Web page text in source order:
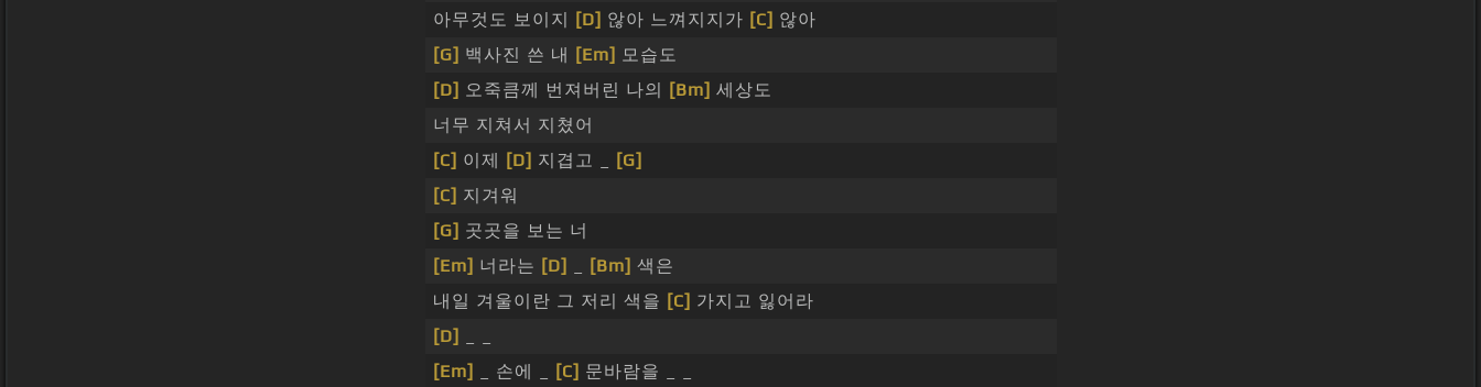
아무것도 보이지
[D] 않아 느껴지지가 [C] 않아
[G] 백사진 쓴 내 [Em] 모습도
[D] 오죽큼께 번져버린 나의 [Bm] 세상도
너무 지쳐서 지쳤어
[C] 이제 [D] 지겹고 _
[G]
[C] 지겨워
[G] 곳곳을 보는 너
[Em] 너라는 [D] [Bm] 색은
내일 겨울이란 그 저리 색을 [C] 가지고 잃어라
[D]
[Em]
_ 손에 _ [C] 문바람을 _ _